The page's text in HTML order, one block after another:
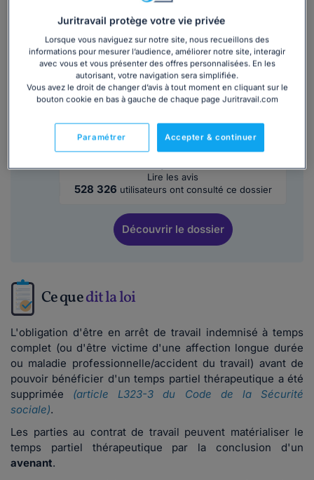
Cemodèle de lettreest inclus dans le
dossier :
salaire et procédure complète
4/5
Lire les avis
528 326 utilisateurs ont consulté ce dossier
Découvrirle dossier
Ce quedit la loi
L'obligation d'être en arrêt de travail indemnisé à temps
complet (ou d'être victime d'une affection longue durée
ou maladie professionnelle/accident du travail) avant de
pouvoir bénéficier d'un temps partiel thérapeutique a été
supprimée (article L323-3 du Code de la Sécurité
sociale).
Les parties au contrat de travail peuvent matérialiser le
temps partiel thérapeutique par la conclusion d'un
avenant.
Juritravail protège votre vie privée
Lorsque vous naviguez sur notre site, nous recueillons des
informations pour mesurer l’audience, améliorer notre site, interagir
avec vous et vous présenter des offres personnalisées. En les
autorisant, votre navigation sera simplifiée.
Vous avez le droit de changer d’avis à tout moment en cliquant sur le
bouton cookie en bas à gauche de chaque page Juritravail.com
Accepter & continuer
Paramétrer